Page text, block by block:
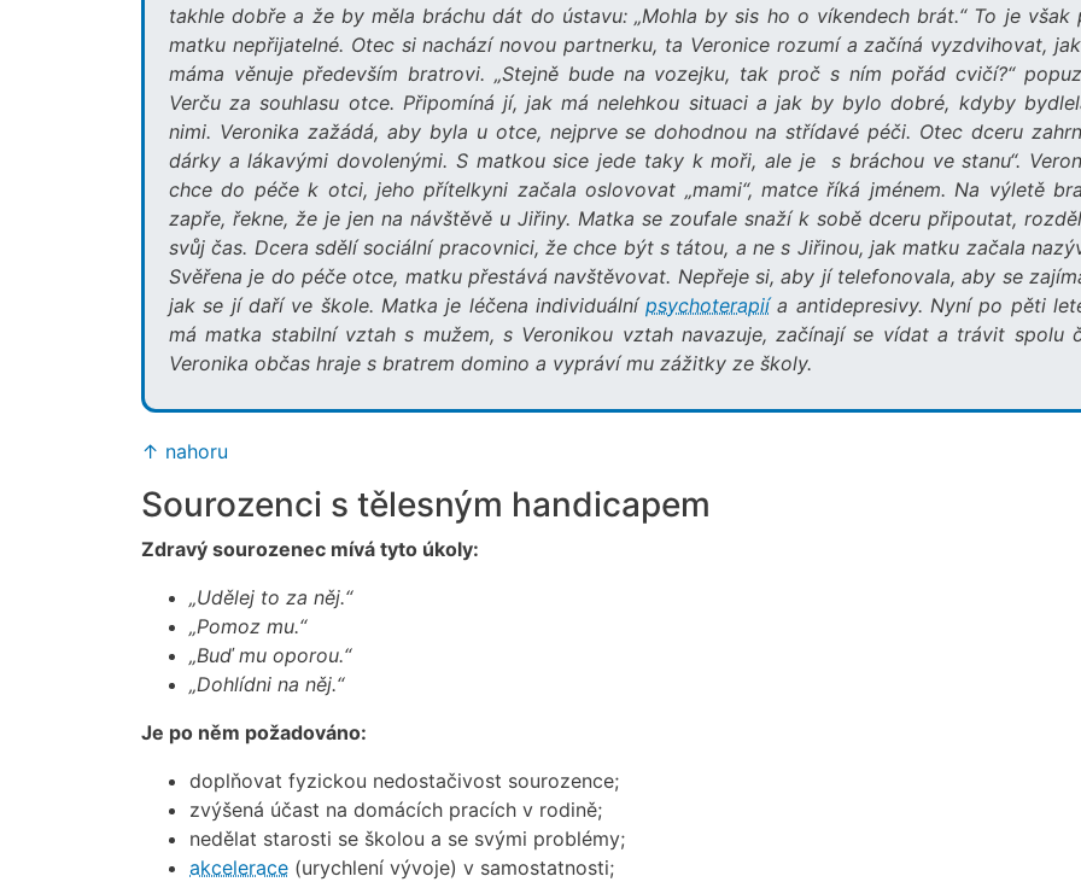
takhle dobře a že by měla bráchu dát do ústavu: „Mohla by sis ho o víkendech brát.“ To je však
matku nepřijatelné. Otec si nachází novou partnerku, ta Veronice rozumí a začíná vyzdvihovat,
máma věnuje především bratrovi. „Stejně bude na vozejku, tak proč s ním pořád cvičí?“
Verču za souhlasu otce. Připomíná jí, jak má nelehkou situaci a jak by bylo dobré, kdyby
nimi. Veronika zažádá, aby byla u otce, nejprve se dohodnou na střídavé péči. Otec dceru
dárky a lákavými dovolenými. S matkou sice jede taky k moři, ale je s bráchou ve stanu“.
chce do péče k otci, jeho přítelkyni začala oslovovat „mami“, matce říká jménem. Na výletě
zapře, řekne, že je jen na návštěvě u Jiřiny. Matka se zoufale snaží k sobě dceru připoutat,
svůj čas. Dcera sdělí sociální pracovnici, že chce být s tátou, a ne s Jiřinou, jak matku začala
Svěřena je do péče otce, matku přestává navštěvovat. Nepřeje si, aby jí telefonovala, aby se
jak se jí daří ve škole. Matka je léčena individuálnípsychoterapiía antidepresivy. Nyní po pěti
má matka stabilní vztah s mužem, s Veronikou vztah navazuje, začínají se vídat a trávit spolu
Veronika občas hraje s bratrem domino a vypráví mu zážitky ze školy.
↑ nahoru
Sourozenci s tělesným handicapem
Zdravý sourozenec mívá tyto úkoly:
„Udělej to za něj.“
„Pomoz mu.“
„Buď mu oporou.“
„Dohlídni na něj.“
Je po něm požadováno:
doplňovat fyzickou nedostačivost sourozence;
zvýšená účast na domácích pracích v rodině;
nedělat starosti se školou a se svými problémy;
akcelerace (urychlení vývoje) v samostatnosti;